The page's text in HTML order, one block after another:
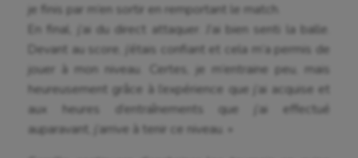
Aéronautique
Athlétisme
Auto
je finis par m’en sortir en remportant le match.
En final, j’ai du direct attaquer. J’ai bien senti la balle.
Devant au score, j’étais confiant et cela m’a permis de
jouer à mon niveau. Certes, je m’entraine peu, mais
heureusement grâce à l’expérience que j’ai acquise et
aux heures d’entraînements que j’ai effectué
auparavant, j’arrive à tenir ce niveau. »